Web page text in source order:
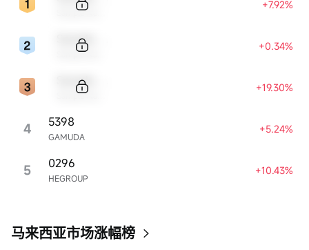
+7.92%
+0.34%
+19.30%
4 GAMUDA
5398 +5.24%
5 HEGROUP
0296 +10.43%
马来西亚市场涨幅榜